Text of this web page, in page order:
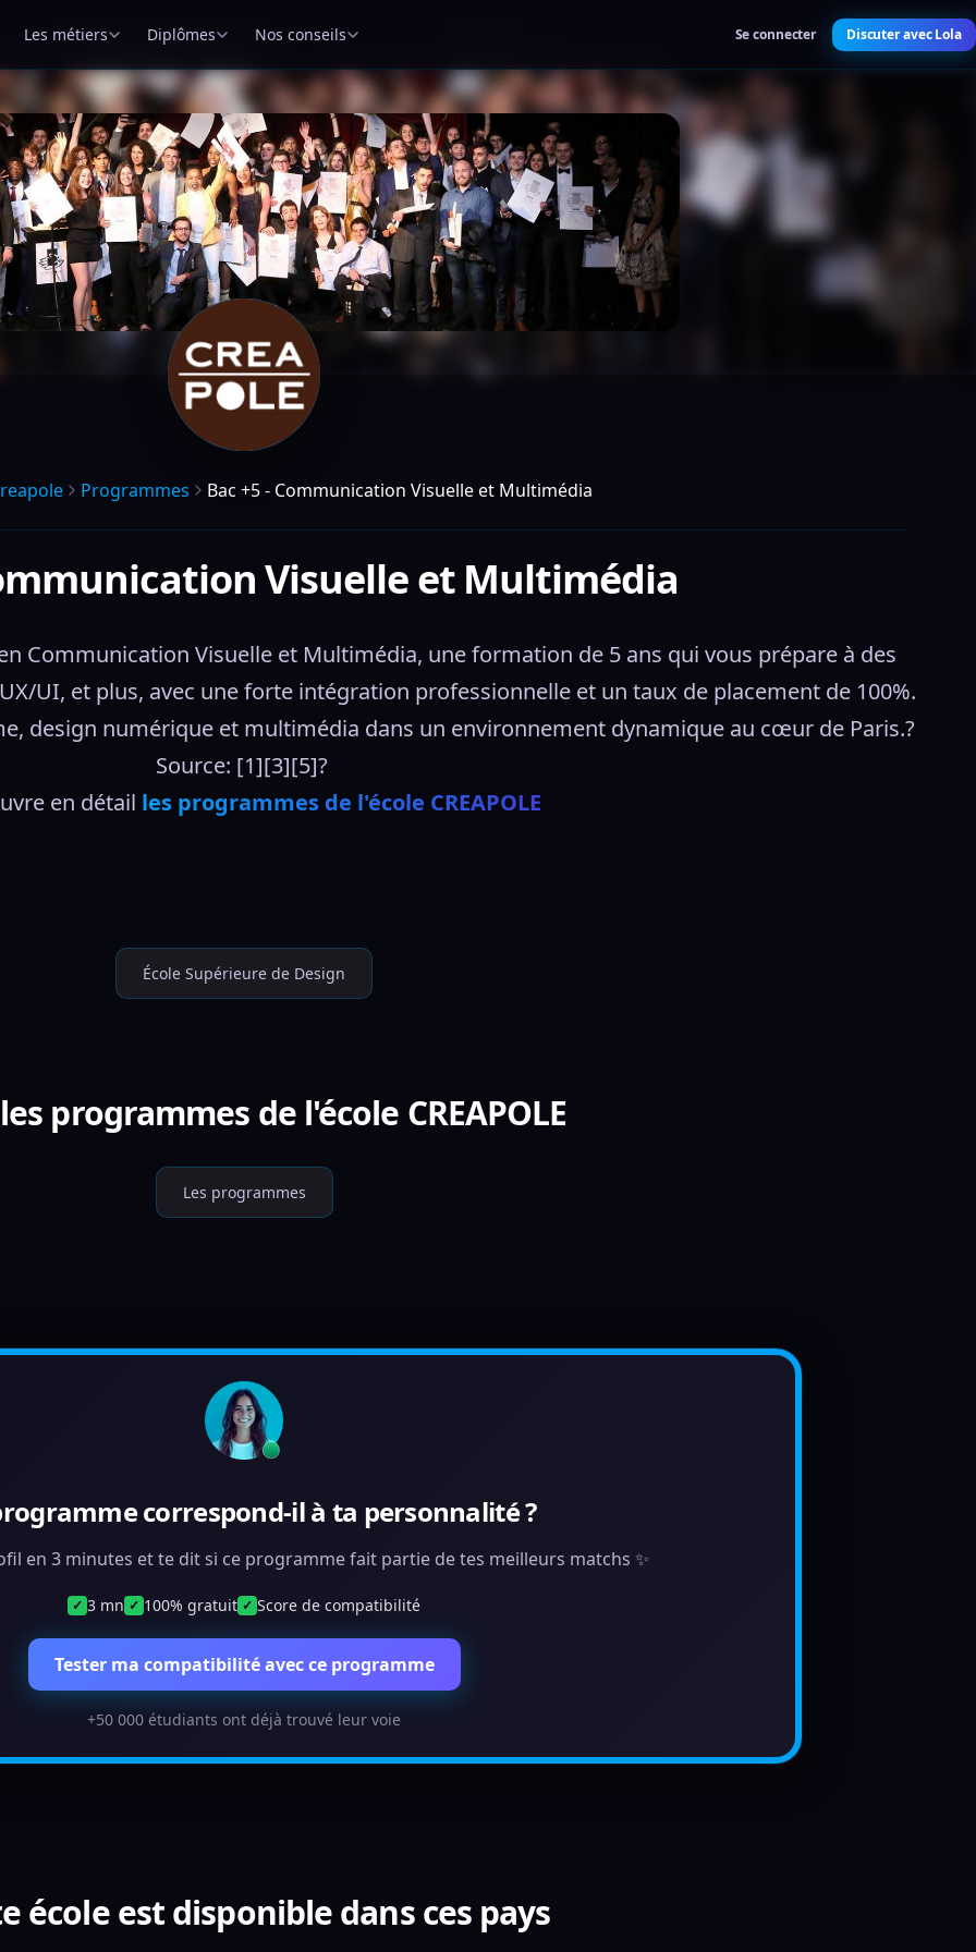
Les métiers Diplômes Nos conseils Se connecter Discuter avec Lola
Programmes Bac +5 - Communication Visuelle et Multimédia
Visuelle et Multimédia
Communication Visuelle et Multimédia, une formation de 5 ans qui vous prépare à des
UI, et plus, avec une forte intégration professionnelle et un taux de placement de 100%.
design numérique et multimédia dans un environnement dynamique au cœur de Paris.?
Source: [1][3][5]?
en détail les programmes de l'école CREAPOLE
École Supérieure de Design
programmes de l'école CREAPOLE
Les programmes
correspond-il à ta personnalité ?
en 3 minutes et te dit si ce programme fait partie de tes meilleurs matchs ✨
✓ 3 mn ✓ 100% gratuit ✓ Score de compatibilité
Tester ma compatibilité avec ce programme
+50 000 étudiants ont déjà trouvé leur voie
école est disponible dans ces pays